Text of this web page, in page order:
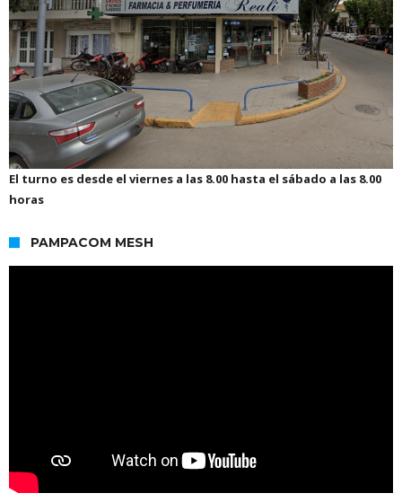
El turno es desde el viernes a las 8.00 hasta el sábado a las 8.00
horas
PAMPACOM MESH